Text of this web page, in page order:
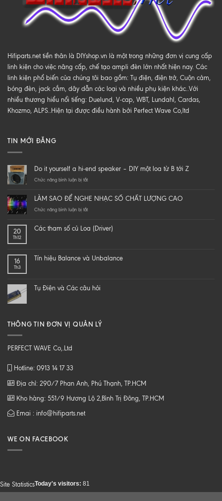
Hifiparts.net tiền thân là DIYshop.vn là một trong những đơn vị cung cấp
linh kiện cho việc nâng cấp, chế tạo ampli đèn lớn nhất hiện nay. Các
linh kiện phổ biến của chúng tôi bao gồm: Tụ điện, điện trở, Cuộn cảm,
bóng đèn, jack cắm, dây dẫn các loại và nhiều phụ kiện khác..Với
nhiều thương hiểu nổi tiếng: Duelund, V-cap, WBT, Lundahl, Cardas,
Khozmo, ALPS..Hiện tại được điều hành bởi Perfect Wave Co,ltd
TIN MỚI ĐĂNG
Do it yourself a hi-end speaker – DIY một loa từ B tới Z
Chức năng bình luận bị tắtở
yourself
a
speaker
loa
Z
LÀM SAO ĐỂ NGHE NHẠC SỐ CHẤT LƯỢNG CAO
Chức năng bình luận bị tắtở
ĐỂ
CHẤT
20
Th12
Các tham số củ Loa (Driver)
16
Th3
Tín hiệu Balance và Unbalance
Tụ Điện và Các câu hỏi
THÔNG TIN ĐƠN VỊ QUẢN LÝ
PERFECT WAVE Co,.Ltd
Hotline: 0913 14 17 33
Địa chỉ: 290/7 Phan Anh, Phú Thạnh, TP.HCM
Kho hàng: 551/9 Hương Lộ 2,Bình Trị Đông, TP.HCM
Emai : info@hifiparts.net
WE ON FACEBOOK
Site StatisticsToday's visitors: 81